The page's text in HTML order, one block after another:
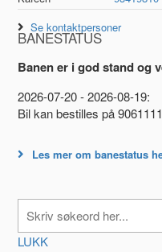
Se kontaktpersoner
BANESTATUS
Banen er i god stand og
2026-07-20 - 2026-08-19:
Bil kan bestilles på
Les mer om banestatus
LUKK